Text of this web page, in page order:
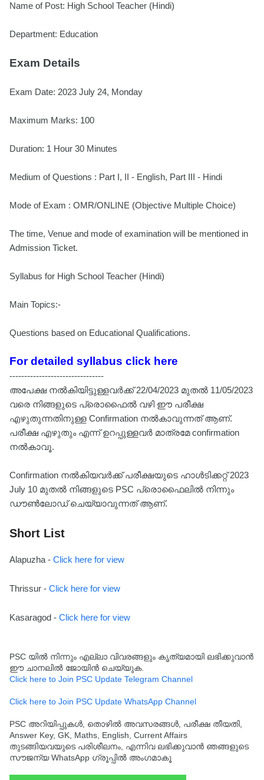
Name of Post: High School Teacher (Hindi)
Department: Education
Exam Details
Exam Date: 2023 July 24, Monday
Maximum Marks: 100
Duration: 1 Hour 30 Minutes
Medium of Questions : Part I, II - English, Part III - Hindi
Mode of Exam : OMR/ONLINE (Objective Multiple Choice)
The time, Venue and mode of examination will be mentioned in
Admission Ticket.
Syllabus for High School Teacher (Hindi)
Main Topics:-
Questions based on Educational Qualifications.
For detailed syllabus click here
--------------------------------
അപേക്ഷ നൽകിയിട്ടുള്ളവർക്ക് 22/04/2023 മുതൽ 11/05/2023
വരെ നിങ്ങളുടെ പ്രൊഫൈൽ വഴി ഈ പരീക്ഷ
എഴുതുന്നതിനുള്ള Confirmation നൽകാവുന്നത് ആണ്.
പരീക്ഷ എഴുതും എന്ന് ഉറപ്പുള്ളവർ മാത്രമേ confirmation
നൽകാവൂ.
Confirmation നൽകിയവർക്ക് പരീക്ഷയുടെ ഹാൾടിക്കറ്റ് 2023
July 10 മുതൽ നിങ്ങളുടെ PSC പ്രൊഫൈലിൽ നിന്നും
ഡൗൺലോഡ് ചെയ്യാവുന്നത് ആണ്.
Short List
Alapuzha - Click here for view
Thrissur - Click here for view
Kasaragod - Click here for view
PSC യിൽ നിന്നും എല്ലാ വിവരങ്ങളും കൃത്യമായി ലഭിക്കുവാൻ
ഈ ചാനലിൽ ജോയിൻ ചെയ്യുക.
Click here to Join PSC Update Telegram Channel
Click here to Join PSC Update WhatsApp Channel
PSC അറിയിപ്പുകൾ, തൊഴിൽ അവസരങ്ങൾ, പരീക്ഷ തീയതി,
Answer Key, GK, Maths, English, Current Affairs
തുടങ്ങിയവയുടെ പരിശീലനം, എന്നിവ ലഭിക്കുവാൻ ഞങ്ങളുടെ
സൗജന്യ WhatsApp ഗ്രൂപ്പിൽ അംഗമാകൂ